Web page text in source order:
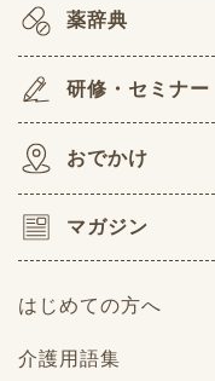
薬辞典
研修・セミナー
おでかけ
マガジン
はじめての方へ
介護用語集